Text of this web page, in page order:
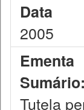
Data
2005
Ementa
Sumário:
Tutela